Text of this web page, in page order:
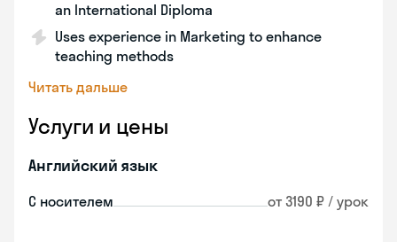
an International Diploma
Uses experience in Marketing to enhance
teaching methods
Читать дальше
Услуги и цены
Английский язык
С носителем от 3190 ₽ / урок